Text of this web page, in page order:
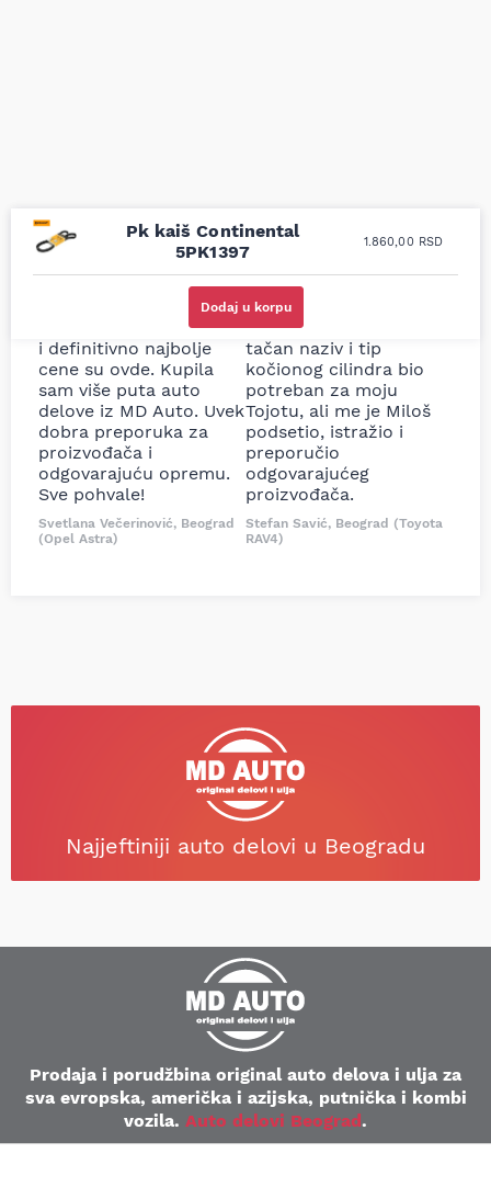
Pk kaiš Continental
5PK1397
1.860,00 RSD
Dodaj u korpu
Uporedila sam sve
prodavnice auto delova
i definitivno najbolje
cene su ovde. Kupila
sam više puta auto
delove iz MD Auto. Uvek
dobra preporuka za
proizvođača i
odgovarajuću opremu.
Sve pohvale!
Svetlana Večerinović, Beograd
(Opel Astra)
Odlična usluga i
ljubazni prodavci.
Nisam bio siguran koji je
tačan naziv i tip
kočionog cilindra bio
potreban za moju
Tojotu, ali me je Miloš
podsetio, istražio i
preporučio
odgovarajućeg
proizvođača.
Stefan Savić, Beograd (Toyota
RAV4)
Najjeftiniji auto delovi u Beogradu
Prodaja i porudžbina original auto delova i ulja za
sva evropska, američka i azijska, putnička i kombi
vozila. Auto delovi Beograd.